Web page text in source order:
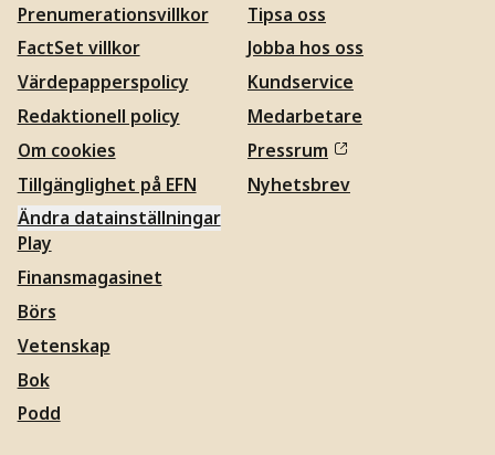
Prenumerationsvillkor
FactSet villkor
Värdepapperspolicy
Redaktionell policy
Om cookies
Tillgänglighet på EFN
Ändra datainställningar
Tipsa oss
Jobba hos oss
Kundservice
Medarbetare
Pressrum
Nyhetsbrev
Play
Finansmagasinet
Börs
Vetenskap
Bok
Podd